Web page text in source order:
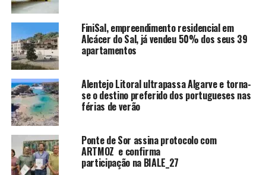
FiniSal, empreendimento residencial em
Alcácer do Sal, já vendeu 50% dos seus 39
apartamentos
Alentejo Litoral ultrapassa Algarve e torna-
se o destino preferido dos portugueses nas
férias de verão
Ponte de Sor assina protocolo com
ARTMOZ e confirma
participação na BIALE_27